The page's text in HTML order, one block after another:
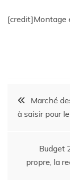
[credit]Montage
Marché
à saisir pour
Budget
propre, la